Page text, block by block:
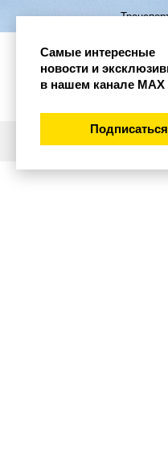
Самые интересные
новости и
в нашем канале МАХ
Подписаться